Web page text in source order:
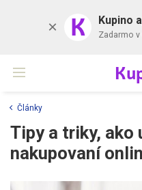
K Kupino
Zadarmo v
Články
Tipy a triky, ako
nakupovaní